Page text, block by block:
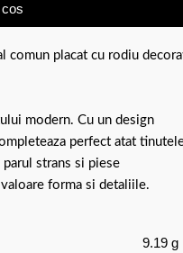
comun placat cu rodiu
modern. Cu un design
perfect atat
strans si piese
forma si detaliile.
9.19 g